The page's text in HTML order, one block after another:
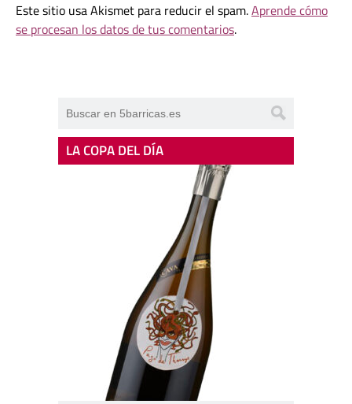
Este sitio usa Akismet para reducir el spam.Aprende cómo
se procesan los datos de tus comentarios.
LA COPA DEL DÍA